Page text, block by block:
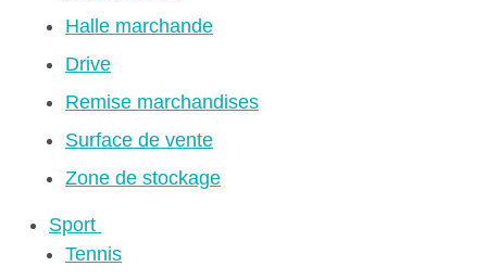
Halle marchande
Drive
Remise marchandises
Surface de vente
Zone de stockage
Sport
Tennis